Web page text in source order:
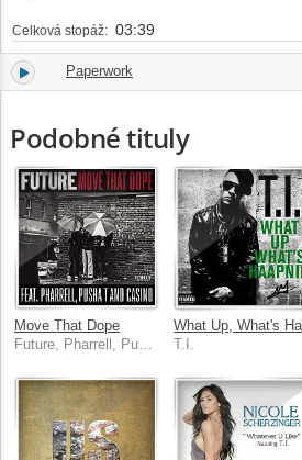
Celková stopáž: 03:39
1. Paperwork
Podobné tituly
Move That Dope
T.I.